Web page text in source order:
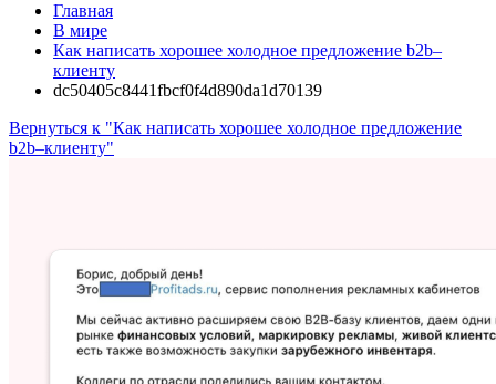
Главная
В мире
Как написать хорошее холодное предложение b2b–
клиенту
dc50405c8441fbcf0f4d890da1d70139
Вернуться к "Как написать хорошее холодное предложение
b2b–клиенту"